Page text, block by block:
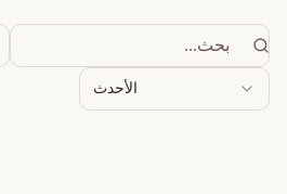
الأحدث